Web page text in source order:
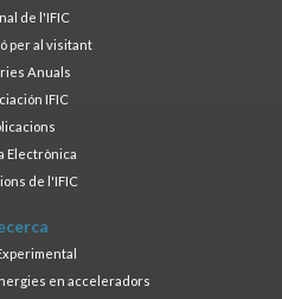
de l'IFIC
per al visitant
Anuals
IFIC
Electrònica
de l'IFIC
en acceleradors